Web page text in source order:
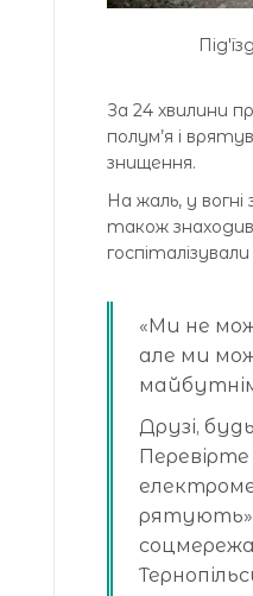
За 24 хвилини
полум’я і
знищення.
На жаль, у вогні
також
«Ми не
але ми
Друзі,